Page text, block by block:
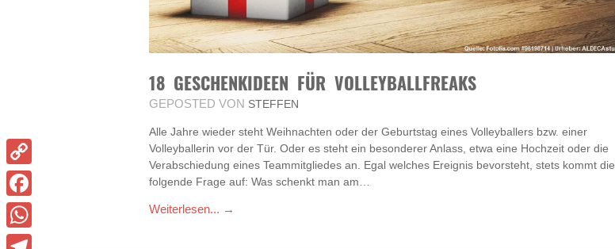
18 GESCHENKIDEEN FÜR VOLLEYBALLFREAKS
GEPOSTED VON STEFFEN
Alle Jahre wieder steht Weihnachten oder der Geburtstag eines Volleyballers bzw. einer
Volleyballerin vor der Tür. Oder es steht ein besonderer Anlass, etwa eine Hochzeit oder die
Verabschiedung eines Teammitgliedes an. Egal welches Ereignis bevorsteht, stets kommt die
folgende Frage auf: Was schenkt man am…
Weiterlesen... →
Copy
Link
Facebook
WhatsApp